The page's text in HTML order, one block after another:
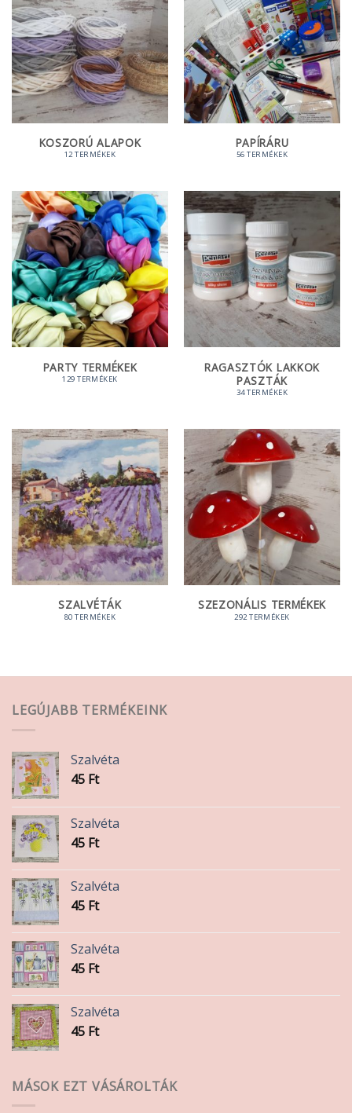
KOSZORÚ ALAPOK
12 TERMÉKEK
PAPÍRÁRU
56 TERMÉKEK
PARTY TERMÉKEK
129 TERMÉKEK
RAGASZTÓK LAKKOK
PASZTÁK
34 TERMÉKEK
SZALVÉTÁK
80 TERMÉKEK
SZEZONÁLIS TERMÉKEK
292 TERMÉKEK
LEGÚJABB TERMÉKEINK
Szalvéta
45 Ft
Szalvéta
45 Ft
Szalvéta
45 Ft
Szalvéta
45 Ft
Szalvéta
45 Ft
MÁSOK EZT VÁSÁROLTÁK